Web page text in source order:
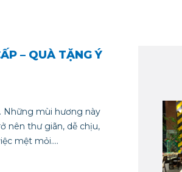
– QUÀ TẶNG Ý
Những mùi hương này
nên thư giãn, dễ chịu,
mệt mỏi....